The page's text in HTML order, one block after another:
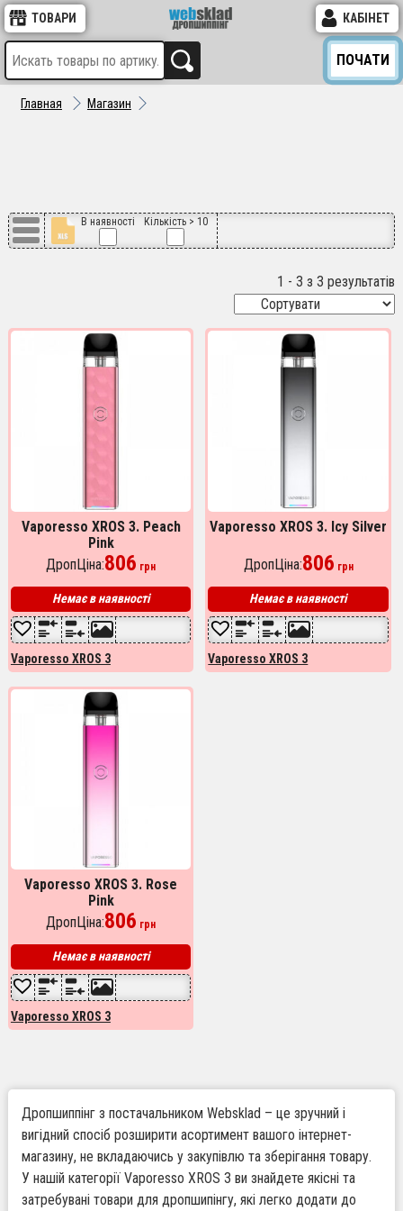
ТОВАРИ КАБІНЕТ
ПОЧАТИ
Главная Магазин
В наявності Кількість > 10
1 - 3 з 3 результатів
Vaporesso XROS 3. Peach
Pink
ДропЦіна:806 грн
Немає в наявності
Vaporesso XROS 3
Vaporesso XROS 3. Icy Silver
ДропЦіна:806 грн
Немає в наявності
Vaporesso XROS 3
Vaporesso XROS 3. Rose
Pink
ДропЦіна:806 грн
Немає в наявності
Vaporesso XROS 3
Дропшиппінг з постачальником Websklad – це зручний і
вигідний спосіб розширити асортимент вашого інтернет-
магазину, не вкладаючись у закупівлю та зберігання товару.
У нашій категорії Vaporesso XROS 3 ви знайдете якісні та
затребувані товари для дропшипінгу, які легко додати до